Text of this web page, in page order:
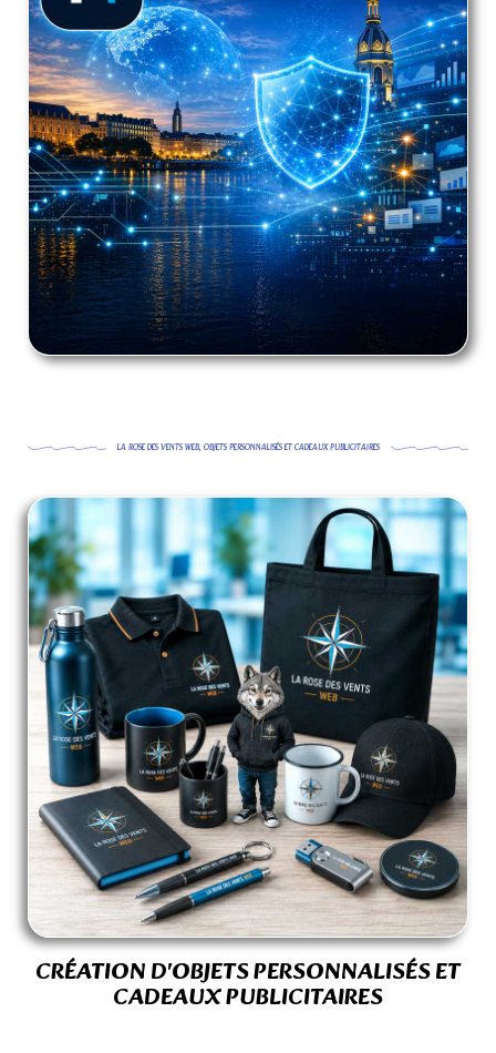
LA ROSE DES VENTS WEB, OBJETS PERSONNALISÉS ET CADEAUX PUBLICITAIRES
CRÉATION D'OBJETS PERSONNALISÉS ET
CADEAUX PUBLICITAIRES